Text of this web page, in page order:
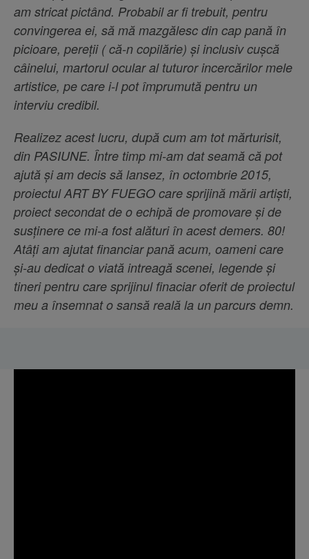
am stricat pictând. Probabil ar fi trebuit, pentru
convingerea ei, să mă mazgălesc din cap pană în
picioare, pereții ( că-n copilărie) și inclusiv cușcă
câinelui, martorul ocular al tuturor incercărilor mele
artistice, pe care i-l pot împrumută pentru un
interviu credibil.
Realizez acest lucru, după cum am tot mărturisit,
din PASIUNE. Între timp mi-am dat seamă că pot
ajută și am decis să lansez, în octombrie 2015,
proiectul ART BY FUEGO care sprijină mării artiști,
proiect secondat de o echipă de promovare și de
susținere ce mi-a fost alături în acest demers. 80!
Atâți am ajutat financiar pană acum, oameni care
și-au dedicat o viată intreagă scenei, legende și
tineri pentru care sprijinul finaciar oferit de proiectul
meu a însemnat o sansă reală la un parcurs demn.